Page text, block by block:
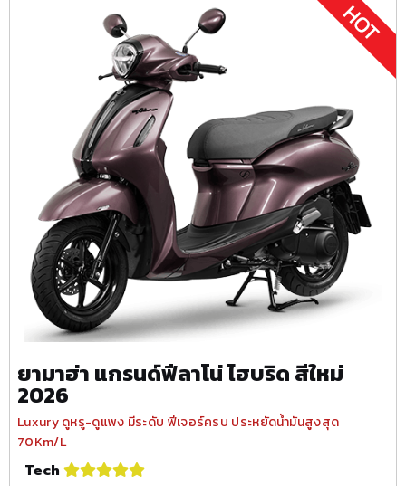
ยามาฮ่า แกรนด์ฟีลาโน่ ไฮบริด สีใหม่
2026
Luxury ดูหรู-ดูแพง มีระดับ ฟีเจอร์ครบ ประหยัดน้ำมันสูงสุด
70Km/L
Tech